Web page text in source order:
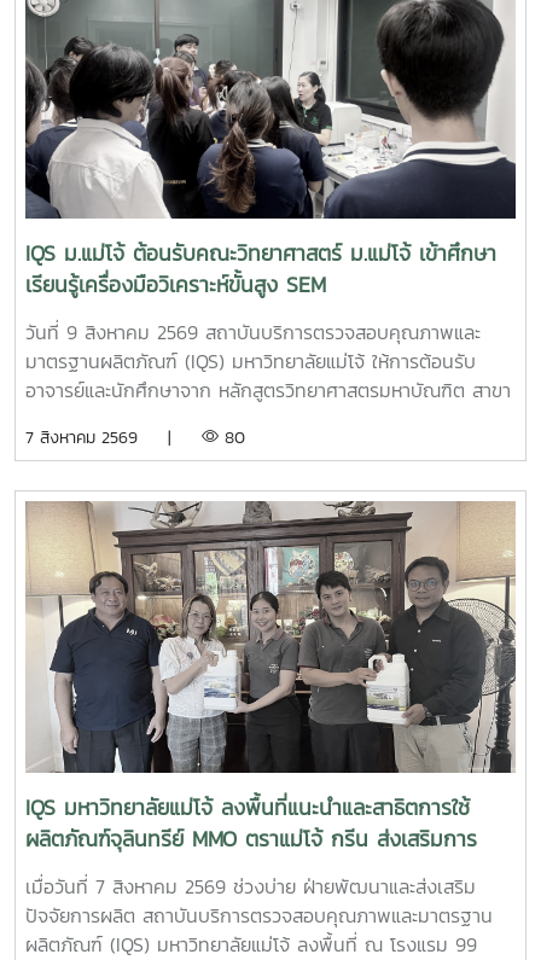
IQS ม.แม่โจ้ ต้อนรับคณะวิทยาศาสตร์ ม.แม่โจ้ เข้าศึกษา
เรียนรู้เครื่องมือวิเคราะห์ขั้นสูง SEM
วันที่ 9 สิงหาคม 2569 สถาบันบริการตรวจสอบคุณภาพและ
มาตรฐานผลิตภัณฑ์ (IQS) มหาวิทยาลัยแม่โจ้ ให้การต้อนรับ
อาจารย์และนักศึกษาจาก หลักสูตรวิทยาศาสตรมหาบัณฑิต สาขา
นวัตกรรมวัสดุ คณะวิทยาศาสตร์ มหาวิทยาลัยแม่โจ้ จำนวน 19
กล้องจุลทรรศน์อิเล็กตรอนแบบส่องกราด (Scanning Electron
Microscope: SEM) ณ ห้องปฏิบัติการของสถาบันฯการเข้า
ศึกษาเรียนรู้ครั้งนี้เป็นส่วนหนึ่งของการเรียนการสอน รายวิชา
10307319 ปฏิบัติการการวิเคราะห์ลักษณะเฉพาะของวัสดุ โดยมี
ผู้ช่วยศาสตราจารย์ ดร.สุภาพ ดาวทอง เป็นอาจารย์ผู้ประสาน
งานรายวิชา พร้อมนำนักศึกษาจำนวน 18 คน เข้าร่วมกิจกรรมผู้
เข้าร่วมได้เรียนรู้หลักการทำงานของเครื่อง SEM พร้อมรับฟังคำ
แนะนำและการสาธิต ตั้งแต่ การเตรียมตัวอย่าง ขั้นตอนการ
ทำงาน การใช้เครื่องมือ ตลอดจนการวิเคราะห์ภาพและผลจาก
เครื่อง SEM เพื่อเสริมสร้างความรู้และประสบการณ์ด้านการ
วิเคราะห์ลักษณะเฉพาะของวัสดุ และให้นักศึกษาสามารถนำความรู้
จากการปฏิบัติจริงไปประยุกต์ใช้ในการเรียนและการวิจัยด้าน
นวัตกรรมวัสดุต่อไป
7 สิงหาคม 2569 | 80
IQS มหาวิทยาลัยแม่โจ้ ลงพื้นที่แนะนำและสาธิตการใช้
ผลิตภัณฑ์จุลินทรีย์ MMO ตราแม่โจ้ กรีน ส่งเสริมการ
จัดการสิ่งแวดล้อมสำหรับธุรกิจโรงแรม
เมื่อวันที่ 7 สิงหาคม 2569 ช่วงบ่าย ฝ่ายพัฒนาและส่งเสริม
ปัจจัยการผลิต สถาบันบริการตรวจสอบคุณภาพและมาตรฐาน
ผลิตภัณฑ์ (IQS) มหาวิทยาลัยแม่โจ้ ลงพื้นที่ ณ โรงแรม 99